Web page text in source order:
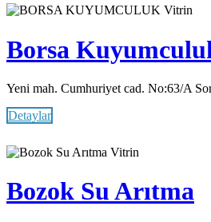
Vitrin
Borsa
Yeni mah. Cumhuriyet cad. No:63/A
Detaylar
Vitrin
Bozok Su Arıtma